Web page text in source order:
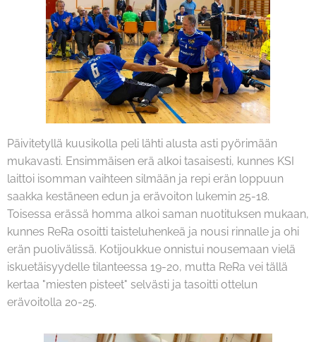
Päivitetyllä kuusikolla peli lähti alusta asti pyörimään
mukavasti. Ensimmäisen erä alkoi tasaisesti, kunnes KSI
laittoi isomman vaihteen silmään ja repi erän loppuun
saakka kestäneen edun ja erävoiton lukemin 25-18.
Toisessa erässä homma alkoi saman nuotituksen mukaan,
kunnes ReRa osoitti taisteluhenkeä ja nousi rinnalle ja ohi
erän puolivälissä. Kotijoukkue onnistui nousemaan vielä
iskuetäisyydelle tilanteessa 19-20, mutta ReRa vei tällä
kertaa "miesten pisteet" selvästi ja tasoitti ottelun
erävoitolla 20-25.